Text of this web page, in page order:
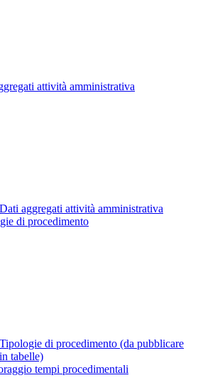
attività amministrativa
Dati aggregati attività amministrativa
di procedimento
Tipologie di procedimento (da pubblicare
in tabelle)
tempi procedimentali